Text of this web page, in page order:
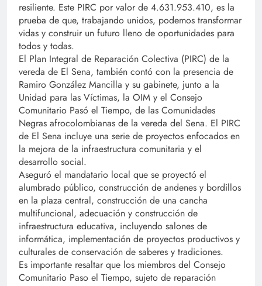
resiliente. Este PIRC por valor de 4.631.953.410, es la
prueba de que, trabajando unidos, podemos transformar
vidas y construir un futuro lleno de oportunidades para
todos y todas.
El Plan Integral de Reparación Colectiva (PIRC) de la
vereda de El Sena, también contó con la presencia de
Ramiro González Mancilla y su gabinete, junto a la
Unidad para las Víctimas, la OIM y el Consejo
Comunitario Pasó el Tiempo, de las Comunidades
Negras afrocolombianas de la vereda del Sena. El PIRC
de El Sena incluye una serie de proyectos enfocados en
la mejora de la infraestructura comunitaria y el
desarrollo social.
Aseguró el mandatario local que se proyectó el
alumbrado público, construcción de andenes y bordillos
en la plaza central, construcción de una cancha
multifuncional, adecuación y construcción de
infraestructura educativa, incluyendo salones de
informática, implementación de proyectos productivos y
culturales de conservación de saberes y tradiciones.
Es importante resaltar que los miembros del Consejo
Comunitario Paso el Tiempo, sujeto de reparación